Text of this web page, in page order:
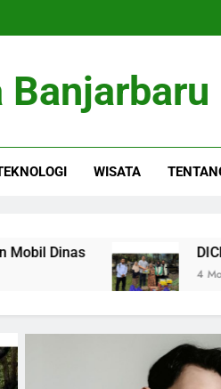
Banjarbaru
WISATA
DICKY EKA PUTRA
4 Months Ago